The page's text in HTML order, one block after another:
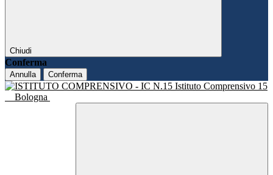
Chiudi
Conferma
Annulla Conferma
Istituto Comprensivo 15
Bologna